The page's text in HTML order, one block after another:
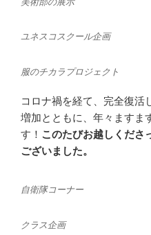
ユネスコスクール企画
服のチカラプロジェクト
コロナ禍を経て、完全復活
増加とともに、年々ますま
す！ このたびお越しくださ
ございました。
自衛隊コーナー
クラス企画